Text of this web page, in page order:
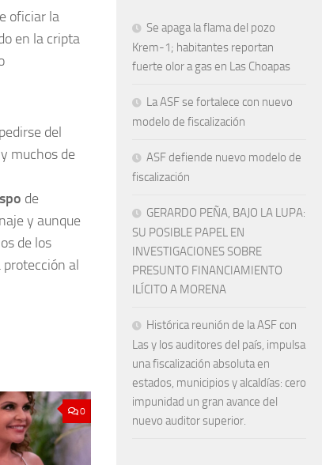
oficiar la
en la cripta
del
muchos de
de
y aunque
de los
al
0
Se apaga la flama del pozo
Krem-1; habitantes reportan
fuerte olor a gas en Las Choapas
La ASF se fortalece con nuevo
modelo de fiscalización
ASF defiende nuevo modelo de
fiscalización
GERARDO PEÑA, BAJO LA LUPA:
SU POSIBLE PAPEL EN
INVESTIGACIONES SOBRE
PRESUNTO FINANCIAMIENTO
ILÍCITO A MORENA
Histórica reunión de la ASF con
Las y los auditores del país, impulsa
una fiscalización absoluta en
estados, municipios y alcaldías: cero
impunidad un gran avance del
nuevo auditor superior.